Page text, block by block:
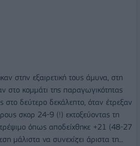
στην εξαιρετική τους άμυνα, στη
στο κομμάτι της παραγωγικότητας
στο δεύτερο δεκάλεπτο, όταν έτρεξαν
σκορ 24-9 (!) εκτοξεύοντας τη
όπως αποδείχθηκε +21 (48-27
μάλιστα να συνεχίζει άριστα τη...